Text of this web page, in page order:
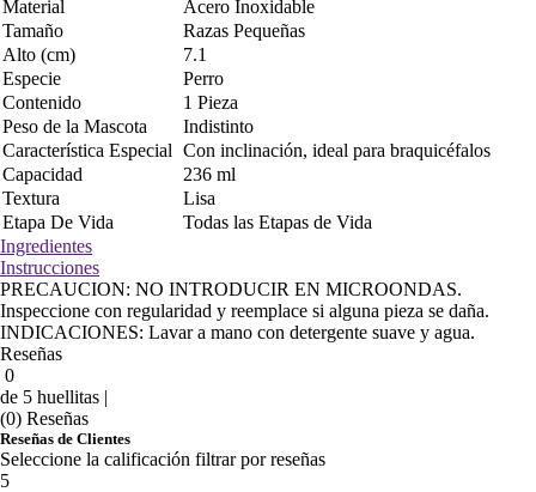
Material
Acero Inoxidable
Tamaño
Razas Pequeñas
Alto (cm)
7.1
Especie
Perro
Contenido
1 Pieza
Peso de la Mascota
Indistinto
Característica Especial Con inclinación, ideal para braquicéfalos
Capacidad
236 ml
Textura
Lisa
Etapa De Vida
Todas las Etapas de Vida
Ingredientes
Instrucciones
PRECAUCION: NO INTRODUCIR EN MICROONDAS.
Inspeccione con regularidad y reemplace si alguna pieza se daña.
INDICACIONES: Lavar a mano con detergente suave y agua.
Reseñas
0
de 5 huellitas |
(0) Reseñas
Reseñas de Clientes
Seleccione la calificación filtrar por reseñas
5